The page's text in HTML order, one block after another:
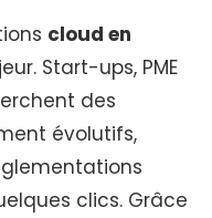
cloud en
Start-ups, PME
des
évolutifs,
clics. Grâce